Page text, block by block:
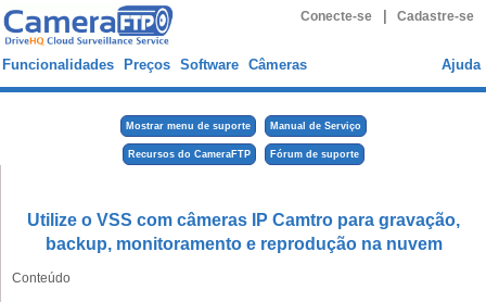
Conecte-se Cadastre-se
Funcionalidades Preços Software Câmeras Ajuda
Mostrar menu de suporte Manual de Serviço
Recursos do CameraFTP Fórum de suporte
Utilize o VSS com câmeras IP Camtro para gravação,
backup, monitoramento e reprodução na nuvem
Conteúdo